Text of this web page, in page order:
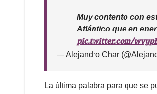
Muy contento con
Atlántico que en
pic.twitter.com/
— Alejandro Char
La última palabra para que se